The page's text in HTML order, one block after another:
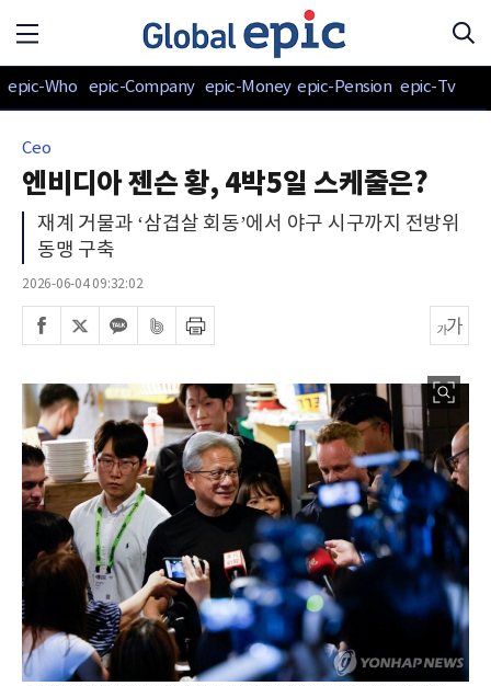
epic-Who epic-Company epic-Money epic-Pension epic-Tv
Ceo
엔비디아 젠슨 황, 4박5일 스케줄은?
재계 거물과 ‘삼겹살 회동’에서 야구 시구까지 전방위
동맹 구축
2026-06-04 09:32:02